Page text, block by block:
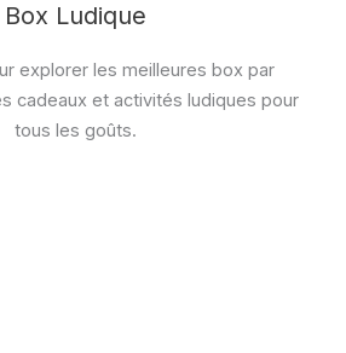
Box Ludique
explorer les meilleures box par
cadeaux et activités ludiques pour
tous les goûts.